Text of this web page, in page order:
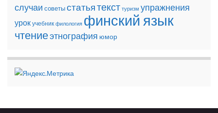
случаи советыстатьятекст туризм упражнения
урок учебник филология финский язык
чтениеэтнография юмор